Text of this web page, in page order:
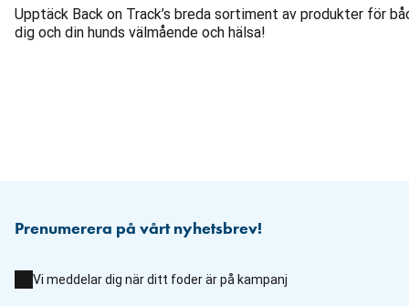
Upptäck Back on Track’s breda sortiment av produkter för
dig och din hunds välmående och hälsa!
Prenumerera på vårt nyhetsbrev!
Vi meddelar dig när ditt foder är på kampanj